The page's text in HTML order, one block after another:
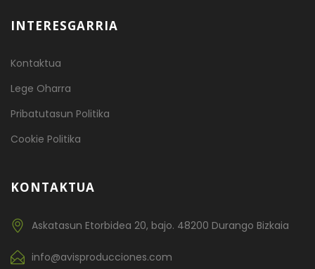
INTERESGARRIA
Kontaktua
Lege Oharra
Pribatutasun Politika
Cookie Politika
KONTAKTUA
Askatasun Etorbidea 20, bajo. 48200 Durango Bizkaia
info@avisproducciones.com